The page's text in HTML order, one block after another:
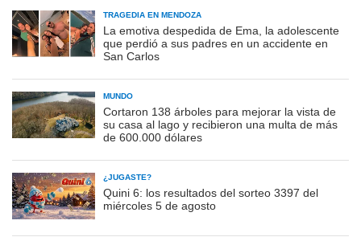
TRAGEDIA EN MENDOZA
La emotiva despedida de Ema, la adolescente
que perdió a sus padres en un accidente en
San Carlos
MUNDO
Cortaron 138 árboles para mejorar la vista de
su casa al lago y recibieron una multa de más
de 600.000 dólares
¿JUGASTE?
Quini 6: los resultados del sorteo 3397 del
miércoles 5 de agosto